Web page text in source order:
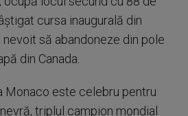
cursa inaugurală din
să abandoneze din pole
din Canada.
Monaco este celebru pentru
triplul campion mondial